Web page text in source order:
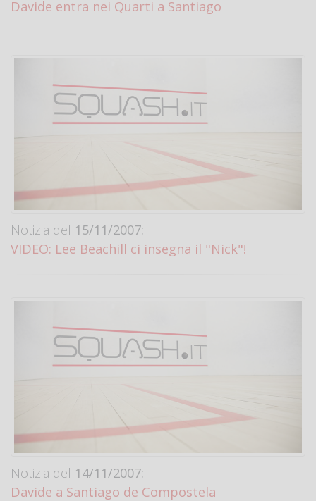
Davide entra nei Quarti a Santiago
Notizia del 15/11/2007:
VIDEO: Lee Beachill ci insegna il "Nick"!
Notizia del 14/11/2007:
Davide a Santiago de Compostela